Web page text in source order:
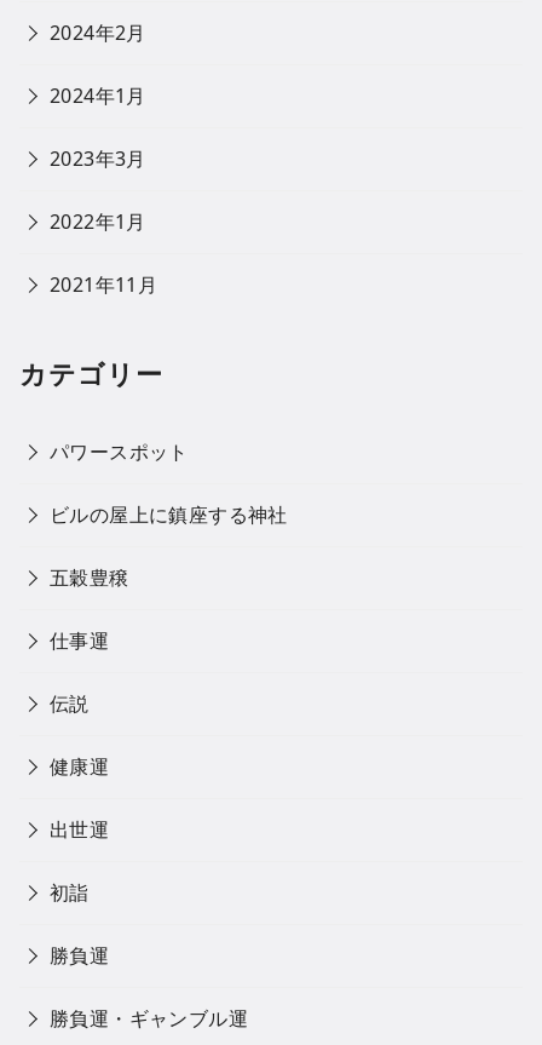
2024年2月
2024年1月
2023年3月
2022年1月
2021年11月
カテゴリー
パワースポット
ビルの屋上に鎮座する神社
五穀豊穣
仕事運
伝説
健康運
出世運
初詣
勝負運
勝負運・ギャンブル運